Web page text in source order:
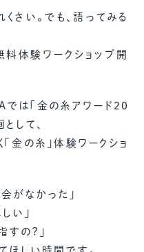
くさい。でも、語ってみる
体験ワークショップ開
は「金の糸アワード20
して、
金の糸」体験ワークショ
がなかった」
い」
すの？」
ほしい時間です。